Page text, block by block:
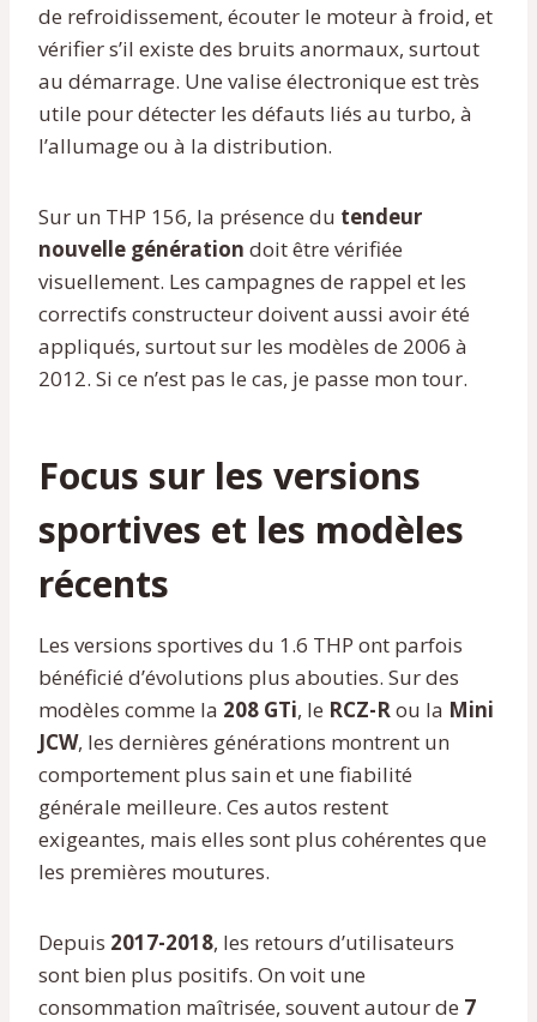
de refroidissement, écouter le moteur à froid, et
vérifier s’il existe des bruits anormaux, surtout
au démarrage. Une valise électronique est très
utile pour détecter les défauts liés au turbo, à
l’allumage ou à la distribution.
Sur un THP 156, la présence du tendeur
nouvelle génération doit être vérifiée
visuellement. Les campagnes de rappel et les
correctifs constructeur doivent aussi avoir été
appliqués, surtout sur les modèles de 2006 à
2012. Si ce n’est pas le cas, je passe mon tour.
Focus sur les versions
sportives et les modèles
récents
Les versions sportives du 1.6 THP ont parfois
bénéficié d’évolutions plus abouties. Sur des
modèles comme la 208 GTi, le RCZ-Rou la Mini
JCW, les dernières générations montrent un
comportement plus sain et une fiabilité
générale meilleure. Ces autos restent
exigeantes, mais elles sont plus cohérentes que
les premières moutures.
Depuis 2017-2018, les retours d’utilisateurs
sont bien plus positifs. On voit une
consommation maîtrisée, souvent autour de 7